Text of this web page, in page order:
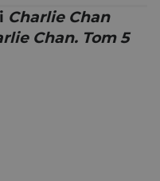
Charlie Chan
Chan. Tom 5